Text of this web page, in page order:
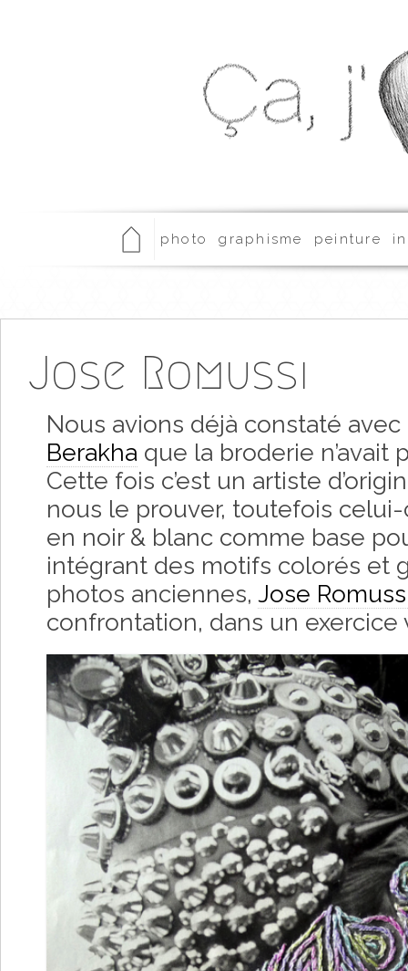
photo graphisme peinture
Jose Romussi
Nous avions déjà constaté
Berakha que la broderie n’avait
Cette fois c’est un artiste
nous le prouver, toutefois
en noir & blanc comme base
intégrant des motifs colorés et
photos anciennes, Jose
confrontation, dans un exercice